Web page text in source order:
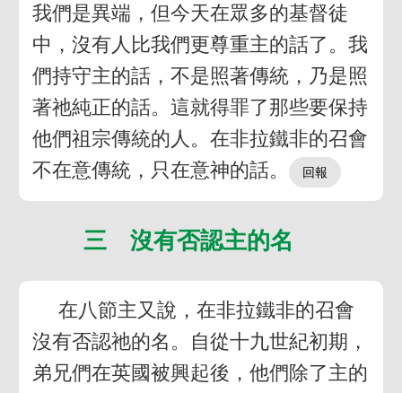
我們是異端，但今天在眾多的基督徒
中，沒有人比我們更尊重主的話了。我
們持守主的話，不是照著傳統，乃是照
著祂純正的話。這就得罪了那些要保持
他們祖宗傳統的人。在非拉鐵非的召會
不在意傳統，只在意神的話。
三 沒有否認主的名
在八節主又說，在非拉鐵非的召會
沒有否認祂的名。自從十九世紀初期，
弟兄們在英國被興起後，他們除了主的